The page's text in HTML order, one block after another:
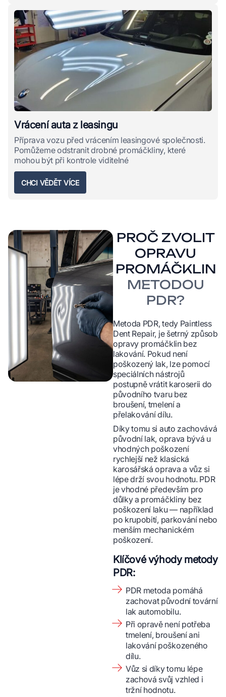
Vrácení auta z leasingu
Příprava vozu před vrácením leasingové společnosti.
Pomůžeme odstranit drobné promáčkliny, které
mohou být při kontrole viditelné
CHCI VĚDĚT VÍCE
PROČ ZVOLIT
OPRAVU
PROMÁČKLIN
METODOU
PDR?
Metoda PDR, tedy Paintless
Dent Repair, je šetrný způsob
opravy promáčklin bez
lakování. Pokud není
poškozený lak, lze pomocí
speciálních nástrojů
postupně vrátit karoserii do
původního tvaru bez
broušení, tmelení a
přelakování dílu.
Díky tomu si auto zachovává
původní lak, oprava bývá u
vhodných poškození
rychlejší než klasická
karosářská oprava a vůz si
lépe drží svou hodnotu. PDR
je vhodné především pro
důlky a promáčkliny bez
poškození laku — například
po krupobití, parkování nebo
menším mechanickém
poškození.
Klíčové výhody metody
PDR:
PDR metoda pomáhá
zachovat původní tovární
lak automobilu.
Při opravě není potřeba
tmelení, broušení ani
lakování poškozeného
dílu.
Vůz si díky tomu lépe
zachová svůj vzhled i
tržní hodnotu.